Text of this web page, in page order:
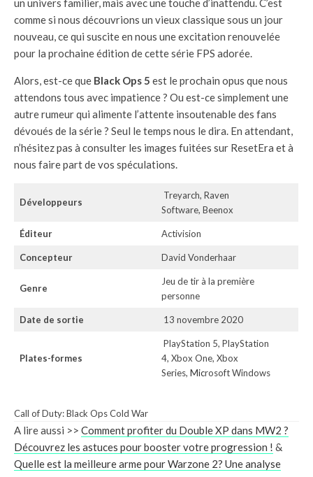
un univers familier, mais avec une touche d’inattendu. C’est
comme si nous découvrions un vieux classique sous un jour
nouveau, ce qui suscite en nous une excitation renouvelée
pour la prochaine édition de cette série FPS adorée.
Alors, est-ce que Black Ops 5 est le prochain opus que nous
attendons tous avec impatience ? Ou est-ce simplement une
autre rumeur qui alimente l’attente insoutenable des fans
dévoués de la série ? Seul le temps nous le dira. En attendant,
n’hésitez pas à consulter les images fuitées sur ResetEra et à
nous faire part de vos spéculations.
Développeurs
Treyarch, Raven
Software, Beenox
Éditeur Activision
Concepteur David Vonderhaar
Genre
Jeu de tir à la première
personne
Date de sortie 13 novembre 2020
Plates-formes
PlayStation 5, PlayStation
4, Xbox One, Xbox
Series, Microsoft Windows
Call of Duty: Black Ops Cold War
A lire aussi >> Comment profiter du Double XP dans MW2 ?
Découvrez les astuces pour booster votre progression ! &
Quelle est la meilleure arme pour Warzone 2? Une analyse